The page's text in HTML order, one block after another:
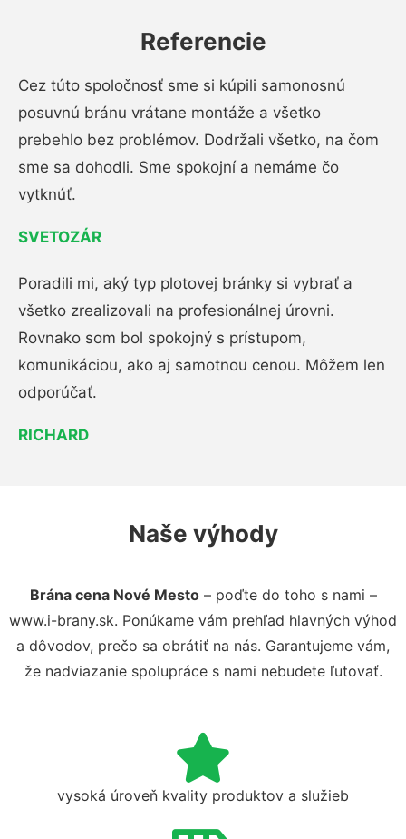
Referencie
Cez túto spoločnosť sme si kúpili samonosnú
posuvnú bránu vrátane montáže a všetko
prebehlo bez problémov. Dodržali všetko, na čom
sme sa dohodli. Sme spokojní a nemáme čo
vytknúť.
SVETOZÁR
Poradili mi, aký typ plotovej bránky si vybrať a
všetko zrealizovali na profesionálnej úrovni.
Rovnako som bol spokojný s prístupom,
komunikáciou, ako aj samotnou cenou. Môžem len
odporúčať.
RICHARD
Naše výhody
Brána cena Nové Mesto– poďte do toho s nami –
www.i-brany.sk. Ponúkame vám prehľad hlavných výhod
a dôvodov, prečo sa obrátiť na nás. Garantujeme vám,
že nadviazanie spolupráce s nami nebudete ľutovať.
vysoká úroveň kvality produktov a služieb